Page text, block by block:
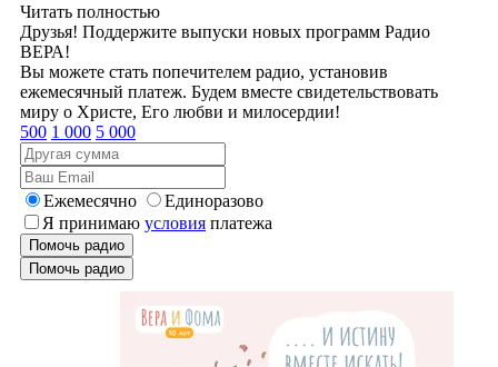
Читать полностью
Друзья! Поддержите выпуски новых программ Радио
ВЕРА!
Вы можете стать попечителем радио, установив
ежемесячный платеж. Будем вместе свидетельствовать
миру о Христе, Его любви и милосердии!
500 1 000 5 000
Ежемесячно
Единоразово
Я принимаю условия платежа
Помочь радио
Помочь радио